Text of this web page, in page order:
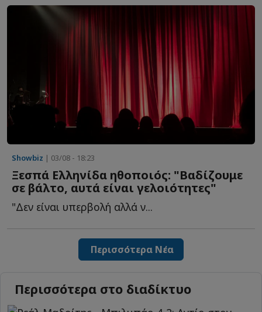
Showbiz | 03/08 - 18:23
Ξεσπά Ελληνίδα ηθοποιός: "Βαδίζουμε
σε βάλτο, αυτά είναι γελοιότητες"
"Δεν είναι υπερβολή αλλά ν...
Περισσότερα Νέα
Περισσότερα στο διαδίκτυο